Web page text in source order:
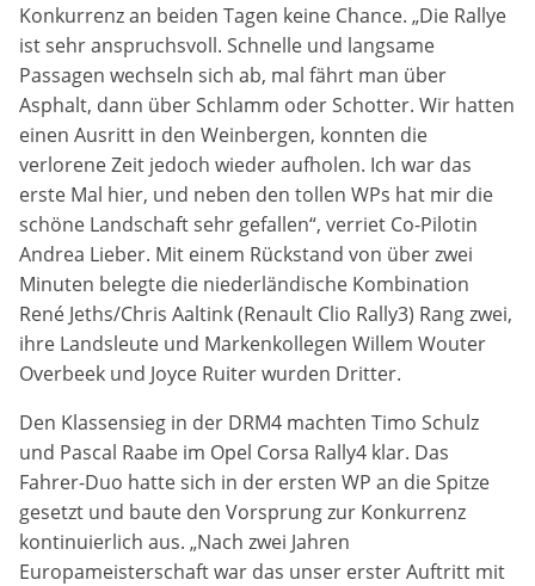
Konkurrenz an beiden Tagen keine Chance. „Die Rallye
ist sehr anspruchsvoll. Schnelle und langsame
Passagen wechseln sich ab, mal fährt man über
Asphalt, dann über Schlamm oder Schotter. Wir hatten
einen Ausritt in den Weinbergen, konnten die
verlorene Zeit jedoch wieder aufholen. Ich war das
erste Mal hier, und neben den tollen WPs hat mir die
schöne Landschaft sehr gefallen“, verriet Co-Pilotin
Andrea Lieber. Mit einem Rückstand von über zwei
Minuten belegte die niederländische Kombination
René Jeths/Chris Aaltink (Renault Clio Rally3) Rang zwei,
ihre Landsleute und Markenkollegen Willem Wouter
Overbeek und Joyce Ruiter wurden Dritter.
Den Klassensieg in der DRM4 machten Timo Schulz
und Pascal Raabe im Opel Corsa Rally4 klar. Das
Fahrer-Duo hatte sich in der ersten WP an die Spitze
gesetzt und baute den Vorsprung zur Konkurrenz
kontinuierlich aus. „Nach zwei Jahren
Europameisterschaft war das unser erster Auftritt mit
Cookies, die ggf. zur Einbettung und Bereitstellung
von Videos auf unserer Website gesetzt werden.
Google Maps
Anbieter:
Google LLC
Zweck:
Cookies, die ggf. zur Einbettung und Bereitstellung
von interaktiven Karten auf unserer Website gesetzt
werden.
Marketing
Marketing-Cookies werden von Drittanbietern verwendet,
um personalisierte Werbung anzuzeigen. Dazu verfolgen
sie die Aktivitäten der Besucher über verschiedene
Websites hinweg.